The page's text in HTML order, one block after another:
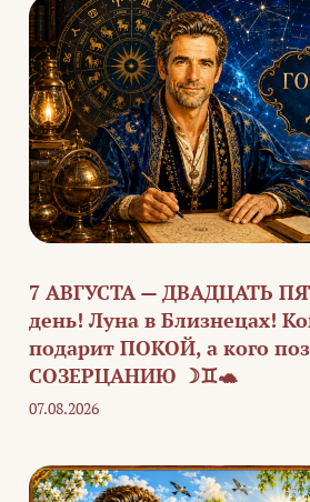
7 АВГУСТА — ДВАДЦАТЬ
день! Луна в Близнецах!
подарит ПОКОЙ, а кого
СОЗЕРЦАНИЮ ☽♊🐢
07.08.2026